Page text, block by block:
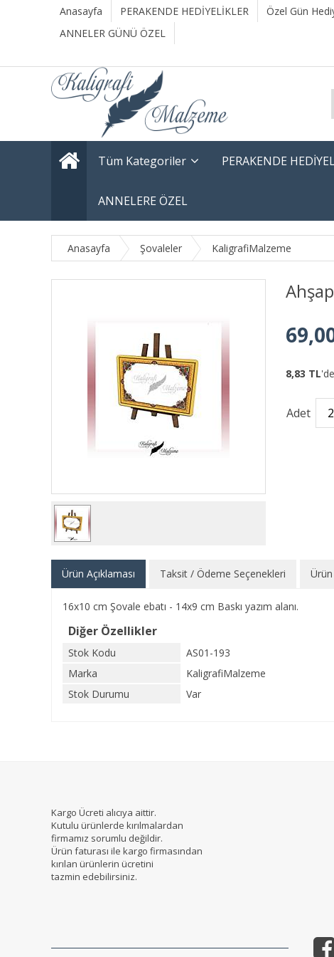
Anasayfa PERAKENDE HEDİYELİKLER Özel Gün
ANNELER GÜNÜ ÖZEL
Tüm Kategoriler PERAKENDE
ANNELERE ÖZEL
Anasayfa Şovaleler KaligrafiMalzeme
8,83 TL
Adet
Ürün Açıklaması Taksit / Ödeme Seçenekleri
16x10 cm Şovale ebatı - 14x9 cm Baskı yazım alanı.
Diğer Özellikler
Stok Kodu
AS01-193
Marka
KaligrafiMalzeme
Stok Durumu
Var
Kargo Ücreti alıcıya aittir.
Kutulu ürünlerde kırılmalardan
firmamız sorumlu değildir.
Ürün faturası ile kargo firmasından
kırılan ürünlerin ücretini
tazmin edebilirsiniz.